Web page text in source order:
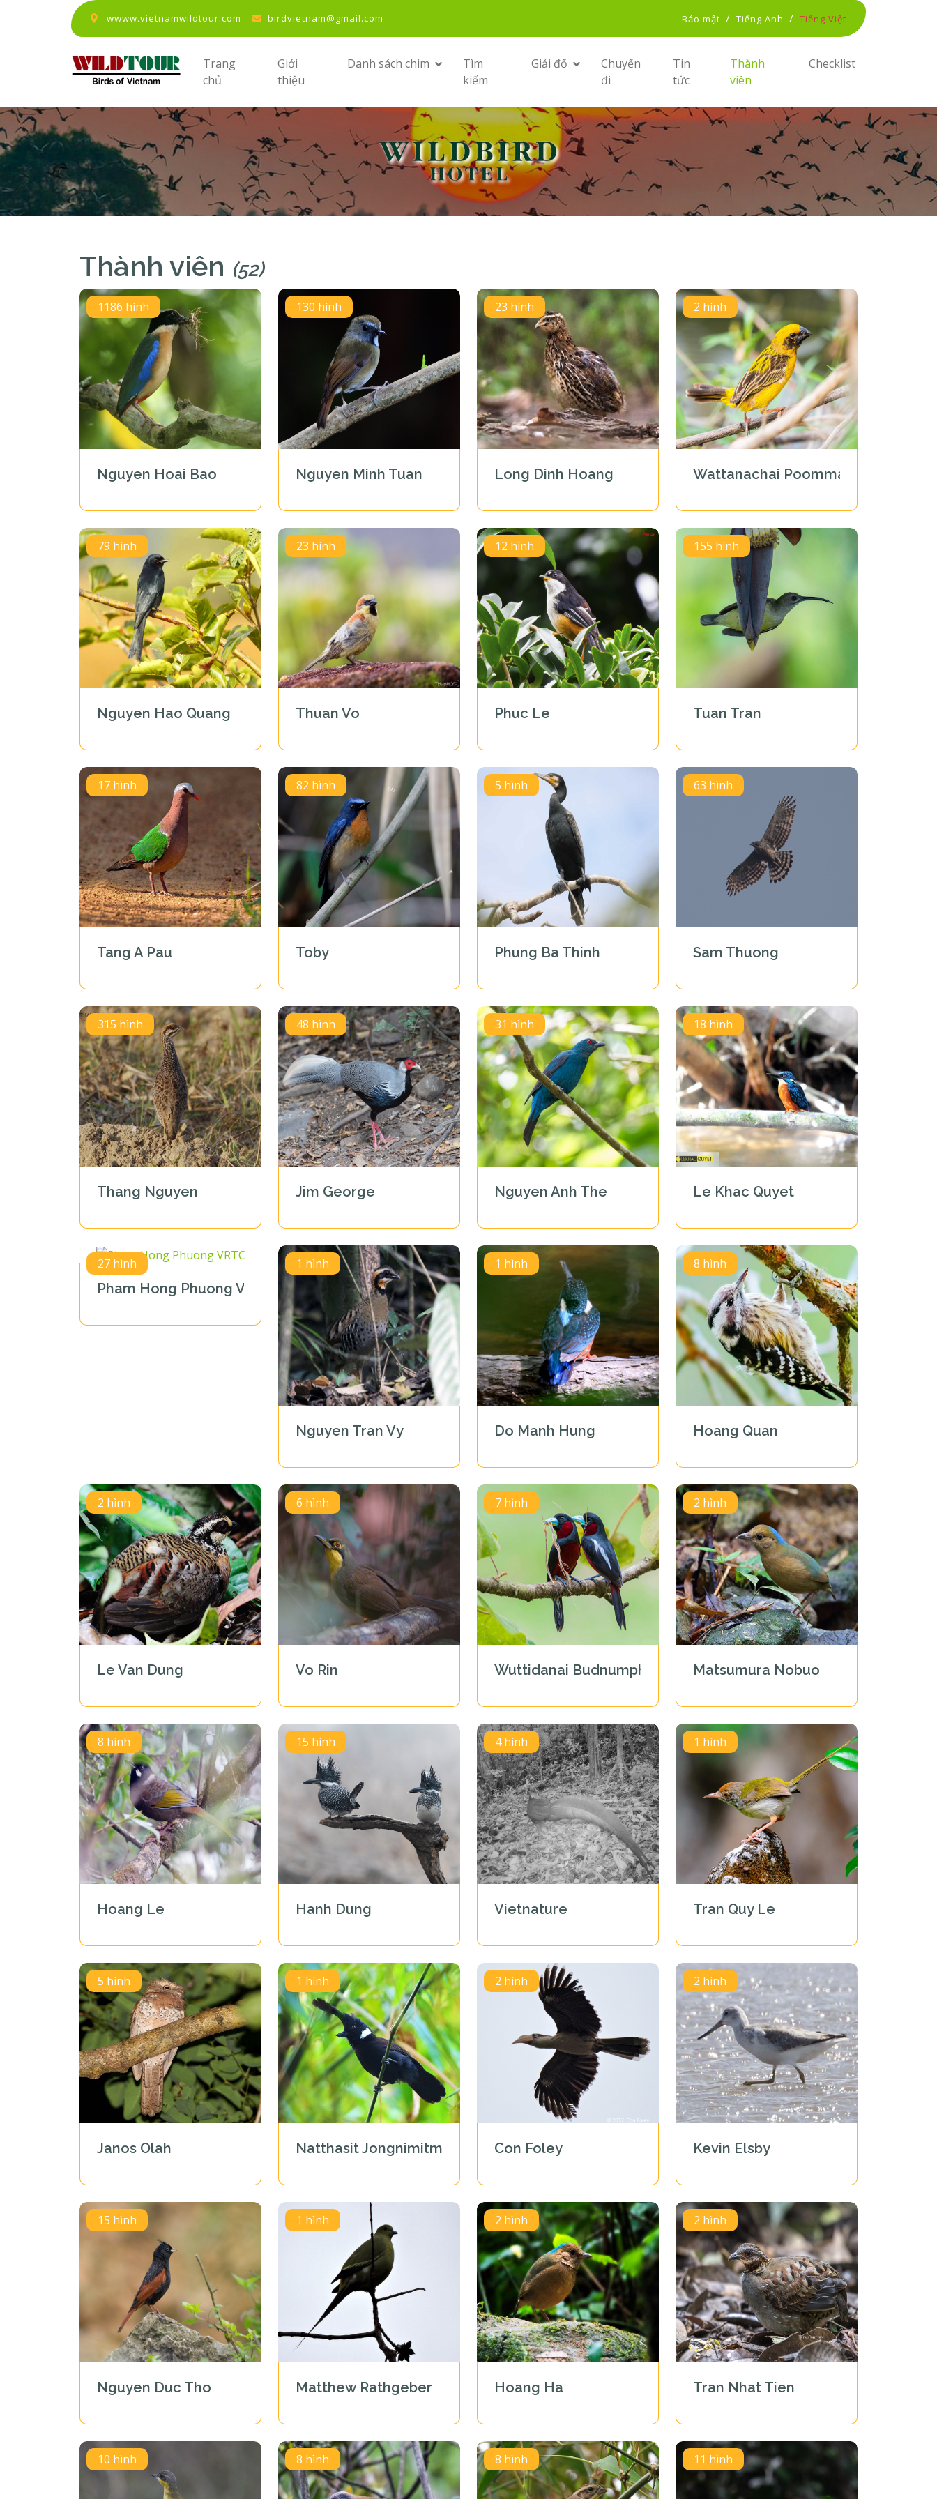
wwww.vietnamwildtour.com birdvietnam@gmail.com Bảo mật / Tiếng Anh / Tiếng Việt
Trang
chủ
Giới
thiệu
Danh sách chim
Tìm
kiếm
Giải đố
Chuyến
đi
Tin
tức
Thành
viên
Checklist
Thành viên (52)
1186 hình
Nguyen Hoai Bao
130 hình
Nguyen Minh Tuan
23 hình
Long Dinh Hoang
2 hình
Wattanachai Poommarin
79 hình
Nguyen Hao Quang
23 hình
Thuan Vo
12 hình
Phuc Le
155 hình
Tuan Tran
17 hình
Tang A Pau
82 hình
Toby
5 hình
Phung Ba Thinh
63 hình
Sam Thuong
315 hình
Thang Nguyen
48 hình
Jim George
31 hình
Nguyen Anh The
18 hình
Le Khac Quyet
27 hình
Pham Hong Phuong VRTC
1 hình
Nguyen Tran Vy
1 hình
Do Manh Hung
8 hình
Hoang Quan
2 hình
Le Van Dung
6 hình
Vo Rin
7 hình
Wuttidanai Budnumphet
2 hình
Matsumura Nobuo
8 hình
Hoang Le
15 hình
Hanh Dung
4 hình
Vietnature
1 hình
Tran Quy Le
5 hình
Janos Olah
1 hình
Natthasit Jongnimitmongkol
2 hình
Con Foley
2 hình
Kevin Elsby
15 hình
Nguyen Duc Tho
1 hình
Matthew Rathgeber
2 hình
Hoang Ha
2 hình
Tran Nhat Tien
10 hình 8 hình 8 hình 11 hình